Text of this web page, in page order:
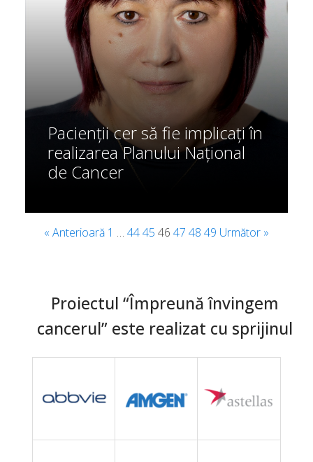
Pacienții cer să fie implicați în
realizarea Planului Național
de Cancer
« Anterioară 1 … 4445 46 47 48 49 Următor »
Proiectul “Împreună învingem
cancerul” este realizat cu sprijinul